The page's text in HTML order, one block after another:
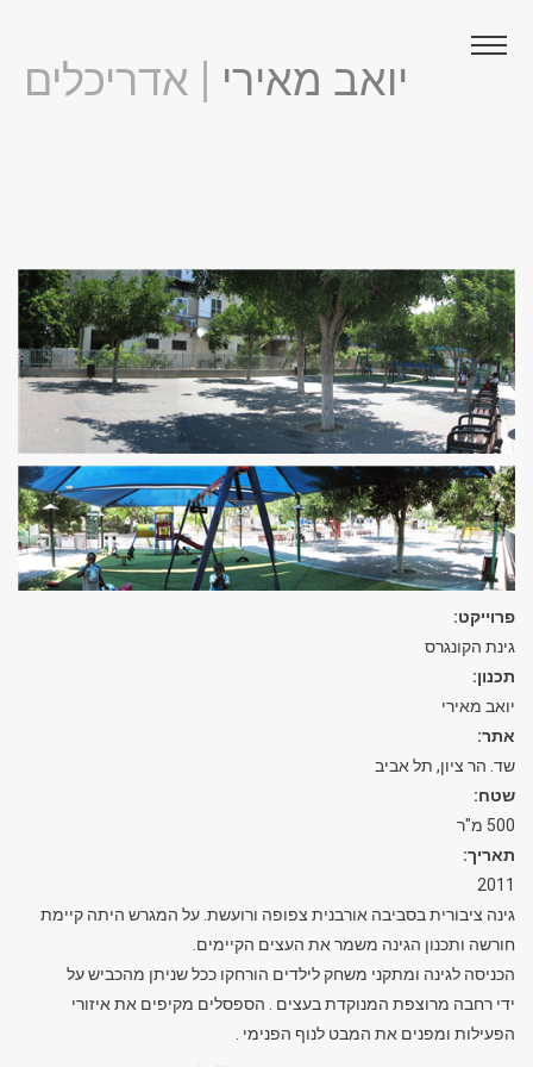
יואב מאירי | אדריכלים
פרוייקט:
גינת הקונגרס
תכנון:
יואב מאירי
אתר:
שד. הר ציון, תל אביב
שטח:
500 מ"ר
תאריך:
2011
גינה ציבורית בסביבה אורבנית צפופה ורועשת. על המגרש היתה קיימת
חורשה ותכנון הגינה משמר את העצים הקיימים.
הכניסה לגינה ומתקני משחק לילדים הורחקו ככל שניתן מהכביש על
ידי רחבה מרוצפת המנוקדת בעצים . הספסלים מקיפים את איזורי
הפעילות ומפנים את המבט לנוף הפנימי .